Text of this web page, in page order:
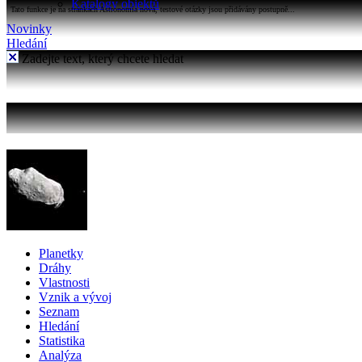
Katalogy objektů
Tato funkce je na stránkách Astronomia nová, testové otázky jsou přidávány postupně...
Novinky
Hledání
Zadejte text, který chcete hledat
Planetky
Dráhy
Vlastnosti
Vznik a vývoj
Seznam
Hledání
Statistika
Analýza